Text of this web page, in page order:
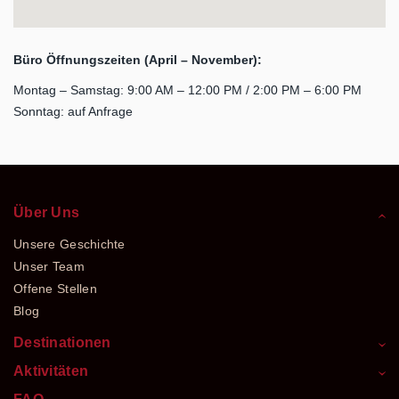
Büro Öffnungszeiten (April – November):
Montag – Samstag: 9:00 AM – 12:00 PM / 2:00 PM – 6:00 PM
Sonntag: auf Anfrage
Über Uns
Unsere Geschichte
Unser Team
Offene Stellen
Blog
Destinationen
Aktivitäten